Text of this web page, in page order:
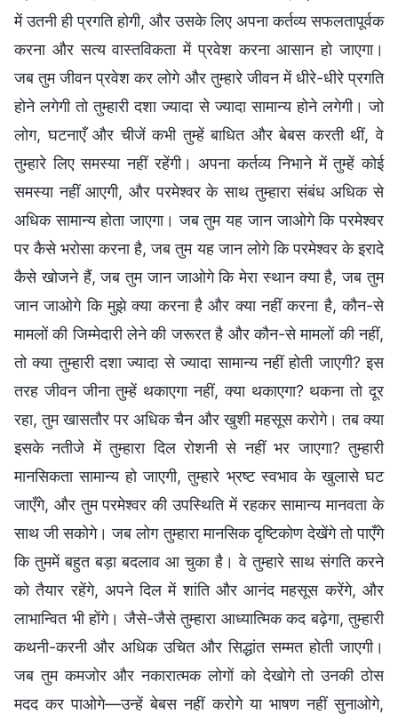
में उतनी ही प्रगति होगी, और उसके लिए अपना कर्तव्य सफलतापूर्वक
करना और सत्य वास्तविकता में प्रवेश करना आसान हो जाएगा।
जब तुम जीवन प्रवेश कर लोगे और तुम्हारे जीवन में धीरे-धीरे प्रगति
होने लगेगी तो तुम्हारी दशा ज्यादा से ज्यादा सामान्य होने लगेगी। जो
लोग, घटनाएँ और चीजें कभी तुम्हें बाधित और बेबस करती थीं, वे
तुम्हारे लिए समस्या नहीं रहेंगी। अपना कर्तव्य निभाने में तुम्हें कोई
समस्या नहीं आएगी, और परमेश्वर के साथ तुम्हारा संबंध अधिक से
अधिक सामान्य होता जाएगा। जब तुम यह जान जाओगे कि परमेश्वर
पर कैसे भरोसा करना है, जब तुम यह जान लोगे कि परमेश्वर के इरादे
कैसे खोजने हैं, जब तुम जान जाओगे कि मेरा स्थान क्या है, जब तुम
जान जाओगे कि मुझे क्या करना है और क्या नहीं करना है, कौन-से
मामलों की जिम्मेदारी लेने की जरूरत है और कौन-से मामलों की नहीं,
तो क्या तुम्हारी दशा ज्यादा से ज्यादा सामान्य नहीं होती जाएगी? इस
तरह जीवन जीना तुम्हें थकाएगा नहीं, क्या थकाएगा? थकना तो दूर
रहा, तुम खासतौर पर अधिक चैन और खुशी महसूस करोगे। तब क्या
इसके नतीजे में तुम्हारा दिल रोशनी से नहीं भर जाएगा? तुम्हारी
मानसिकता सामान्य हो जाएगी, तुम्हारे भ्रष्ट स्वभाव के खुलासे घट
जाएँगे, और तुम परमेश्वर की उपस्थिति में रहकर सामान्य मानवता के
साथ जी सकोगे। जब लोग तुम्हारा मानसिक दृष्टिकोण देखेंगे तो पाएँगे
कि तुममें बहुत बड़ा बदलाव आ चुका है। वे तुम्हारे साथ संगति करने
को तैयार रहेंगे, अपने दिल में शांति और आनंद महसूस करेंगे, और
लाभान्वित भी होंगे। जैसे-जैसे तुम्हारा आध्यात्मिक कद बढ़ेगा, तुम्हारी
कथनी-करनी और अधिक उचित और सिद्धांत सम्मत होती जाएगी।
जब तुम कमजोर और नकारात्मक लोगों को देखोगे तो उनकी ठोस
मदद कर पाओगे—उन्हें बेबस नहीं करोगे या भाषण नहीं सुनाओगे,